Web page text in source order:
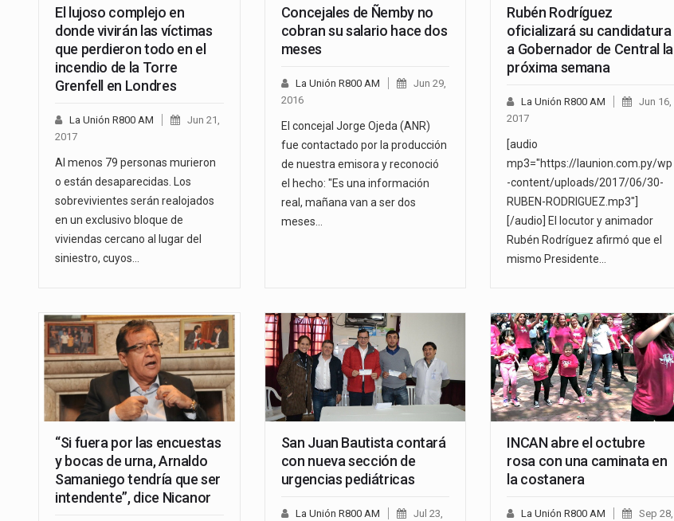
El lujoso complejo en
donde vivirán las víctimas
que perdieron todo en el
incendio de la Torre
Grenfell en Londres
La Unión R800 AM
Jun 21,
2017
Al menos 79 personas murieron
o están desaparecidas. Los
sobrevivientes serán realojados
en un exclusivo bloque de
viviendas cercano al lugar del
siniestro, cuyos…
Concejales de Ñemby no
cobran su salario hace dos
meses
La Unión R800 AM
Jun 29,
2016
El concejal Jorge Ojeda (ANR)
fue contactado por la producción
de nuestra emisora y reconoció
el hecho: "Es una información
real, mañana van a ser dos
meses…
Rubén Rodríguez
oficializará su candidatura
a Gobernador de Central la
próxima semana
La Unión R800 AM
Jun 16,
2017
[audio
mp3="https://launion.com.py/wp
-content/uploads/2017/06/30-
RUBEN-RODRIGUEZ.mp3"]
[/audio] El locutor y animador
Rubén Rodríguez afirmó que el
mismo Presidente…
“Si fuera por las encuestas
y bocas de urna, Arnaldo
Samaniego tendría que ser
intendente”, dice Nicanor
San Juan Bautista contará
con nueva sección de
urgencias pediátricas
La Unión R800 AM
Jul 23,
INCAN abre el octubre
rosa con una caminata en
la costanera
La Unión R800 AM
Sep 28,